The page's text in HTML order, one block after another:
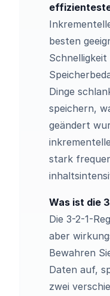
besten
Schnelligkeit
Dinge
speichern,
geändert
stark
Was ist die
Die 3-2-1-
aber
Bewahren
Daten auf,
zwei